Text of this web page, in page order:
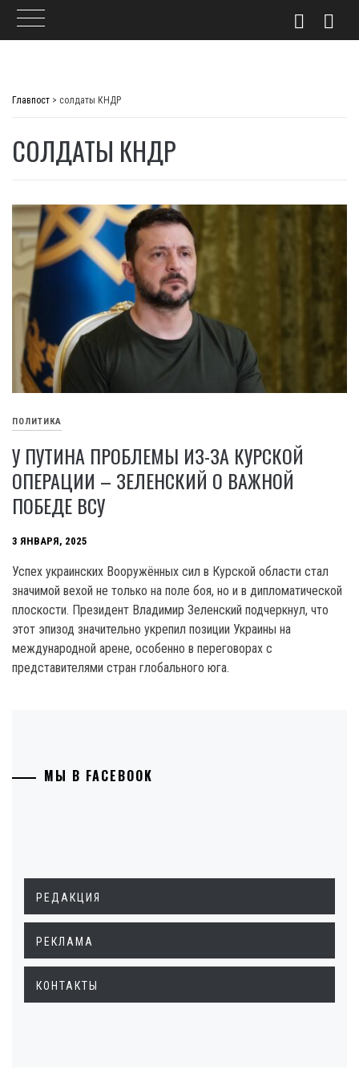
Главпост > солдаты КНДР
СОЛДАТЫ КНДР
ПОЛИТИКА
У ПУТИНА ПРОБЛЕМЫ ИЗ-ЗА КУРСКОЙ
ОПЕРАЦИИ – ЗЕЛЕНСКИЙ О ВАЖНОЙ
ПОБЕДЕ ВСУ
3 ЯНВАРЯ, 2025
Успех украинских Вооружённых сил в Курской области стал
значимой вехой не только на поле боя, но и в дипломатической
плоскости. Президент Владимир Зеленский подчеркнул, что
этот эпизод значительно укрепил позиции Украины на
международной арене, особенно в переговорах с
представителями стран глобального юга.
МЫ В FACEBOOK
РЕДАКЦИЯ
РЕКЛАМА
КОНТАКТЫ